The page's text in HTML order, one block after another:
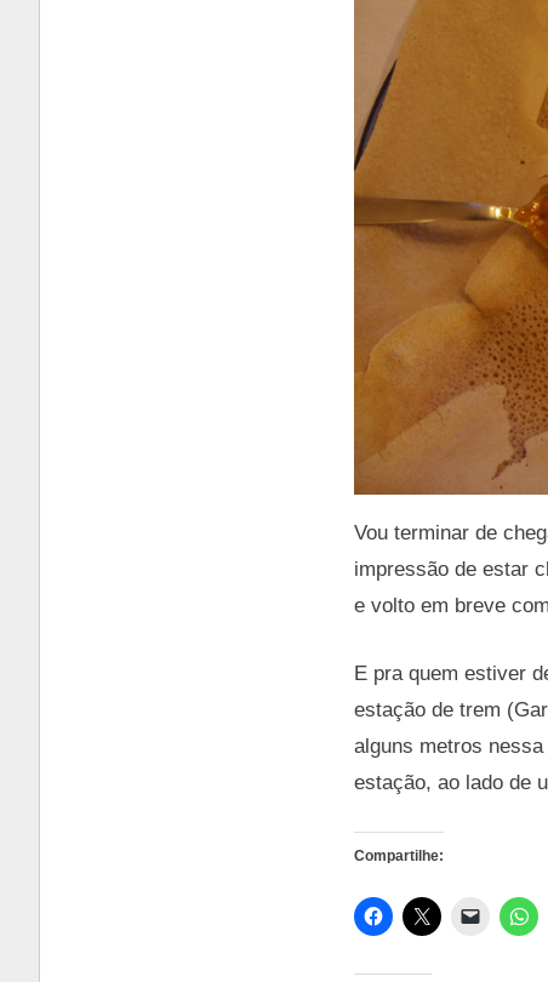
Vou terminar de
impressão de estar
e volto em breve
E pra quem estiver
estação de trem
alguns metros
estação, ao lado de
Compartilhe: